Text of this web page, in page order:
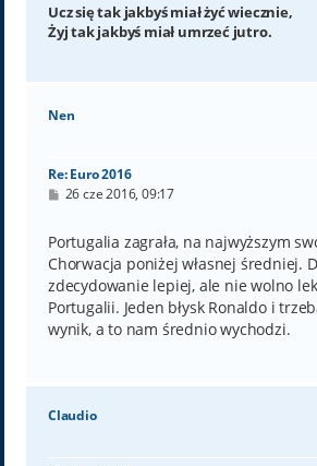
Ucz się tak jakbyś miał żyć wiecznie,
Żyj tak jakbyś miał umrzeć jutro.
Nen
Re: Euro 2016
P
t
26 cze 2016, 09:17
Portugalia zagrała, na najwyższym
Chorwacja poniżej własnej średniej.
zdecydowanie lepiej, ale nie wolno
Portugalii. Jeden błysk Ronaldo i
wynik, a to nam średnio wychodzi.
Claudio